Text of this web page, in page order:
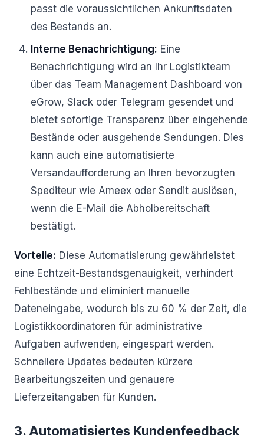
passt die voraussichtlichen Ankunftsdaten
des Bestands an.
Interne Benachrichtigung: Eine
Benachrichtigung wird an Ihr Logistikteam
über das Team Management Dashboard von
eGrow, Slack oder Telegram gesendet und
bietet sofortige Transparenz über eingehende
Bestände oder ausgehende Sendungen. Dies
kann auch eine automatisierte
Versandaufforderung an Ihren bevorzugten
Spediteur wie Ameex oder Sendit auslösen,
wenn die E-Mail die Abholbereitschaft
bestätigt.
Vorteile: Diese Automatisierung gewährleistet
eine Echtzeit-Bestandsgenauigkeit, verhindert
Fehlbestände und eliminiert manuelle
Dateneingabe, wodurch bis zu 60 % der Zeit, die
Logistikkoordinatoren für administrative
Aufgaben aufwenden, eingespart werden.
Schnellere Updates bedeuten kürzere
Bearbeitungszeiten und genauere
Lieferzeitangaben für Kunden.
3. Automatisiertes Kundenfeedback